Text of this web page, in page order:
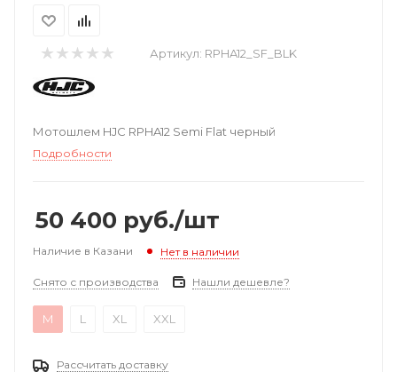
Артикул: RPHA12_SF_BLK
Мотошлем HJC RPHA12 Semi Flat черный
Подробности
50 400 руб./шт
Наличие в Казани Нет в наличии
Снято с производства Нашли дешевле?
M L XL XXL
Рассчитать доставку